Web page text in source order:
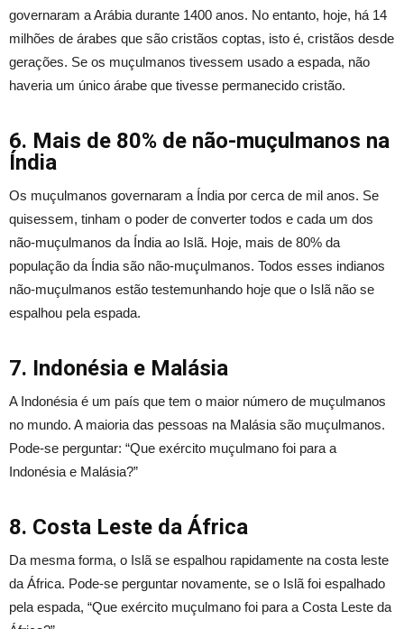
governaram a Arábia durante 1400 anos. No entanto, hoje, há 14
milhões de árabes que são cristãos coptas, isto é, cristãos desde
gerações. Se os muçulmanos tivessem usado a espada, não
haveria um único árabe que tivesse permanecido cristão.
6. Mais de 80% de não-muçulmanos na
Índia
Os muçulmanos governaram a Índia por cerca de mil anos. Se
quisessem, tinham o poder de converter todos e cada um dos
não-muçulmanos da Índia ao Islã. Hoje, mais de 80% da
população da Índia são não-muçulmanos. Todos esses indianos
não-muçulmanos estão testemunhando hoje que o Islã não se
espalhou pela espada.
7. Indonésia e Malásia
A Indonésia é um país que tem o maior número de muçulmanos
no mundo. A maioria das pessoas na Malásia são muçulmanos.
Pode-se perguntar: “Que exército muçulmano foi para a
Indonésia e Malásia?”
8. Costa Leste da África
Da mesma forma, o Islã se espalhou rapidamente na costa leste
da África. Pode-se perguntar novamente, se o Islã foi espalhado
pela espada, “Que exército muçulmano foi para a Costa Leste da